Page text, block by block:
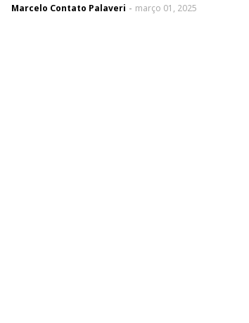
Marcelo Contato Palaveri março 01, 2025